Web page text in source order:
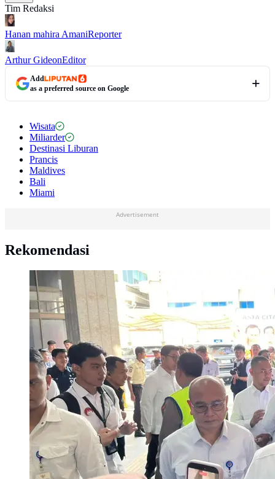
Tim Redaksi
Hanan mahira AmaniReporter
Arthur GideonEditor
Add
as a preferred source on Google
Wisata
Miliarder
Destinasi Liburan
Prancis
Maldives
Bali
Miami
Advertisement
Rekomendasi